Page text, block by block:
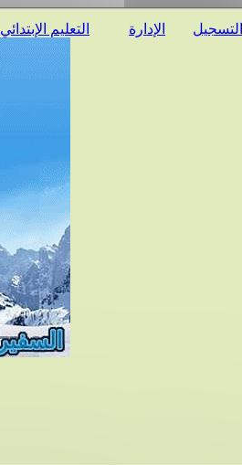
التسجيل الإدارة التعليم الإبتدائي